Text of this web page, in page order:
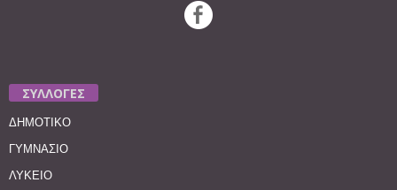
ΣΥΛΛΟΓΕΣ
ΔΗΜΟΤΙΚΟ
ΓΥΜΝΑΣΙΟ
ΛΥΚΕΙΟ